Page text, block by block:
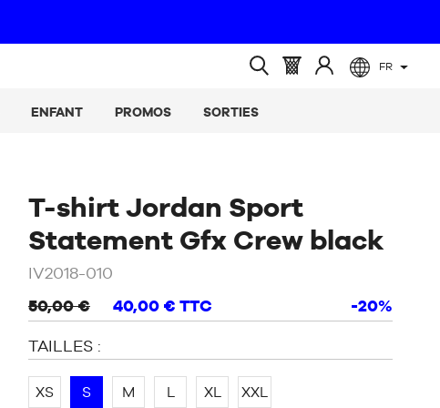
FR
la
ENFANT PROMOS SORTIES
T-shirt Jordan Sport
Statement Gfx Crew black/
IV2018-010
50,00 €
40,00 € TTC -20%
TAILLES :
XS S M L XL XXL